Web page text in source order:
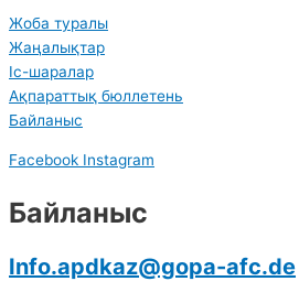
Жоба туралы
Жаңалықтар
Іс-шаралар
Ақпараттық бюллетень
Байланыс
Facebook Instagram
Байланыс
Info.apdkaz@gopa-afc.de